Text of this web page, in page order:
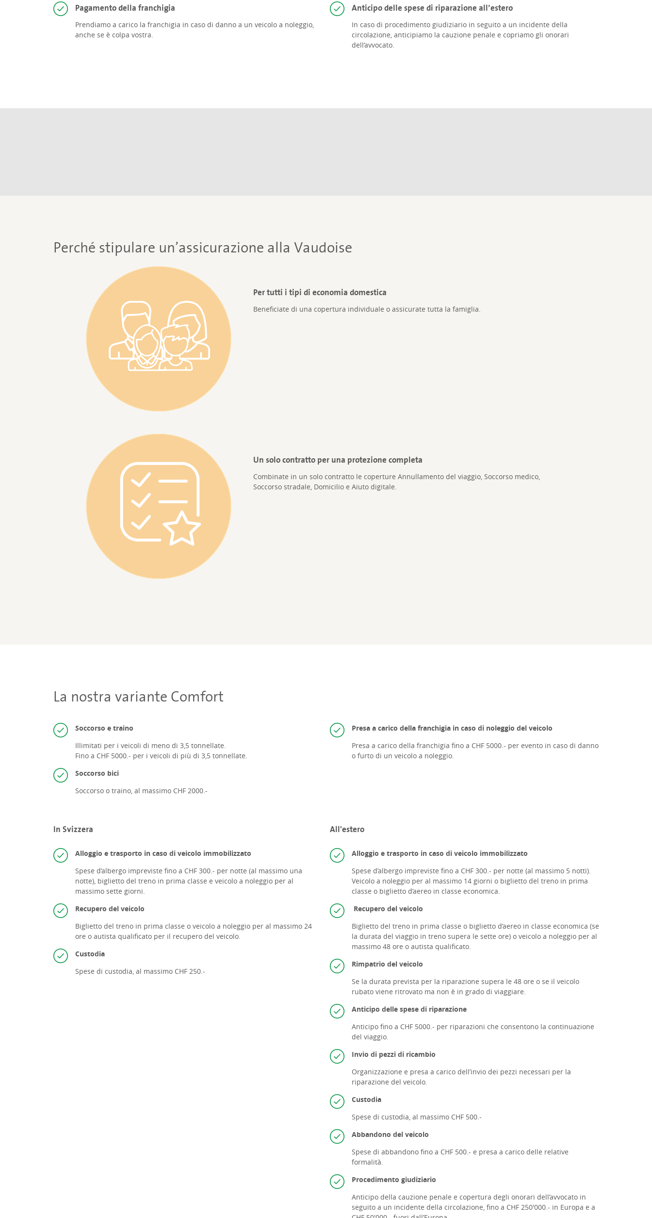
Pagamento della franchigia
Prendiamo a carico la franchigia in caso di danno a un veicolo a noleggio,
anche se è colpa vostra.
Anticipo delle spese di riparazione all’estero
In caso di procedimento giudiziario in seguito a un incidente della
circolazione, anticipiamo la cauzione penale e copriamo gli onorari
dell’avvocato.
Perché stipulare un’assicurazione alla Vaudoise
Per tutti i tipi di economia domestica
Beneficiate di una copertura individuale o assicurate tutta la famiglia.
Un solo contratto per una protezione completa
Combinate in un solo contratto le coperture Annullamento del viaggio, Soccorso medico,
Soccorso stradale, Domicilio e Aiuto digitale.
La nostra variante Comfort
Soccorso e traino
Illimitati per i veicoli di meno di 3,5 tonnellate.
Fino a CHF 5000.- per i veicoli di più di 3,5 tonnellate.
Soccorso bici
Soccorso o traino, al massimo CHF 2000.-
Presa a carico della franchigia in caso di noleggio del veicolo
Presa a carico della franchigia fino a CHF 5000.- per evento in caso di danno
o furto di un veicolo a noleggio.
In Svizzera
Alloggio e trasporto in caso di veicolo immobilizzato
Spese d’albergo impreviste fino a CHF 300.- per notte (al massimo una
notte), biglietto del treno in prima classe e veicolo a noleggio per al
massimo sette giorni.
Recupero del veicolo
Biglietto del treno in prima classe o veicolo a noleggio per al massimo 24
ore o autista qualificato per il recupero del veicolo.
Custodia
Spese di custodia, al massimo CHF 250.-
All'estero
Alloggio e trasporto in caso di veicolo immobilizzato
Spese d’albergo impreviste fino a CHF 300.- per notte (al massimo 5 notti).
Veicolo a noleggio per al massimo 14 giorni o biglietto del treno in prima
classe o biglietto d’aereo in classe economica.
Recupero del veicolo
Biglietto del treno in prima classe o biglietto d’aereo in classe economica (se
la durata del viaggio in treno supera le sette ore) o veicolo a noleggio per al
massimo 48 ore o autista qualificato.
Rimpatrio del veicolo
Se la durata prevista per la riparazione supera le 48 ore o se il veicolo
rubato viene ritrovato ma non è in grado di viaggiare.
Anticipo delle spese di riparazione
Anticipo fino a CHF 5000.- per riparazioni che consentono la continuazione
del viaggio.
Invio di pezzi di ricambio
Organizzazione e presa a carico dell’invio dei pezzi necessari per la
riparazione del veicolo.
Custodia
Spese di custodia, al massimo CHF 500.-
Abbandono del veicolo
Spese di abbandono fino a CHF 500.- e presa a carico delle relative
formalità.
Procedimento giudiziario
Anticipo della cauzione penale e copertura degli onorari dell’avvocato in
seguito a un incidente della circolazione, fino a CHF 250'000.- in Europa e a